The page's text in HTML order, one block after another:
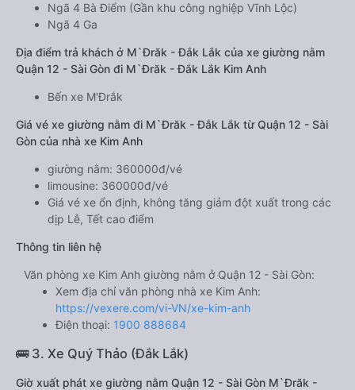
Ngã 4 Bà Điểm (Gần khu công nghiệp Vĩnh Lộc)
Ngã 4 Ga
Địa điểm trả khách ở M`Đrăk - Đắk Lắk của xe giường nằm
Quận 12 - Sài Gòn đi M`Đrăk - Đắk Lắk Kim Anh
Bến xe M'Đrắk
Giá vé xe giường nằm đi M`Đrăk - Đắk Lắk từ Quận 12 - Sài
Gòn của nhà xe Kim Anh
giường nằm: 360000đ/vé
limousine: 360000đ/vé
Giá vé xe ổn định, không tăng giảm đột xuất trong các
dịp Lễ, Tết cao điểm
Thông tin liên hệ
Văn phòng xe Kim Anh giường nằm ở Quận 12 - Sài Gòn:
Xem địa chỉ văn phòng nhà xe Kim Anh:
https://vexere.com/vi-VN/xe-kim-anh
Điện thoại: 1900 888684
🚌 3. Xe Quý Thảo (Đắk Lắk)
Giờ xuất phát xe giường nằm Quận 12 - Sài Gòn M`Đrăk -